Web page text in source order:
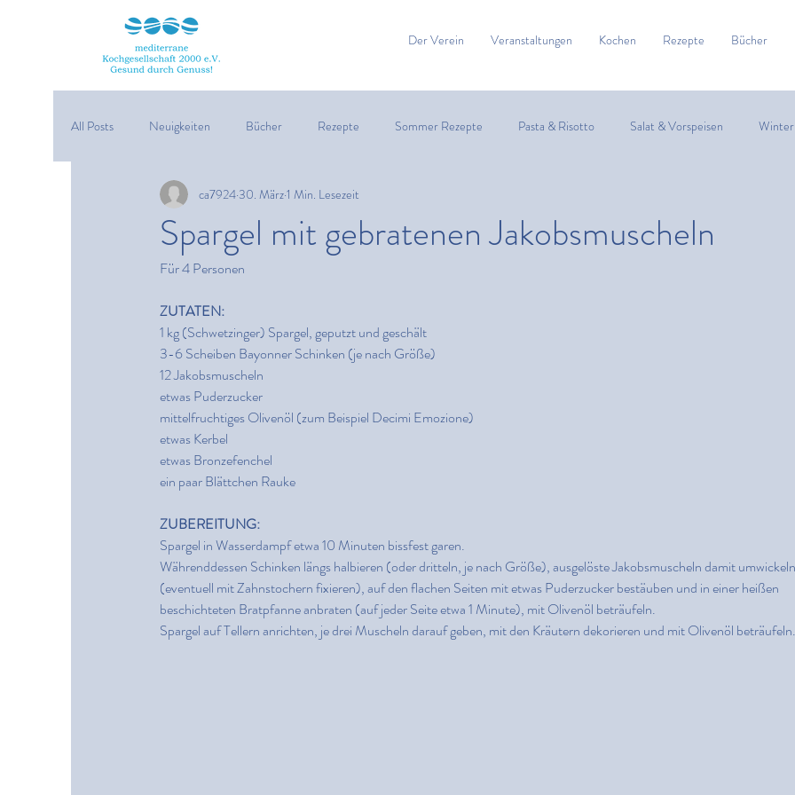
Der Verein Veranstaltungen Kochen Rezepte Bücher
All Posts Neuigkeiten Bücher Rezepte Sommer Rezepte Pasta & Risotto Salat & Vorspeisen
Veranstaltungen Desserts Pesto
Meeresfrüchte Pizza
Spargel mit gebratenen Jakobsmuscheln
ca7924 30. März1 Min. Lesezeit
Für 4 Personen
ZUTATEN:
1 kg (Schwetzinger) Spargel, geputzt und geschält
3-6 Scheiben Bayonner Schinken (je nach Größe)
12 Jakobsmuscheln
etwas Puderzucker
mittelfruchtiges Olivenöl (zum Beispiel Decimi Emozione)
etwas Kerbel
etwas Bronzefenchel
ein paar Blättchen Rauke
ZUBEREITUNG:
Spargel in Wasserdampf etwa 10 Minuten bissfest garen.
Währenddessen Schinken längs halbieren (oder dritteln, je nach Größe), ausgelöste Jakobsmuscheln damit
(eventuell mit Zahnstochern fixieren), auf den flachen Seiten mit etwas Puderzucker bestäuben und in einer heißen
beschichteten Bratpfanne anbraten (auf jeder Seite etwa 1 Minute), mit Olivenöl beträufeln.
Spargel auf Tellern anrichten, je drei Muscheln darauf geben, mit den Kräutern dekorieren und mit Olivenöl beträufeln.